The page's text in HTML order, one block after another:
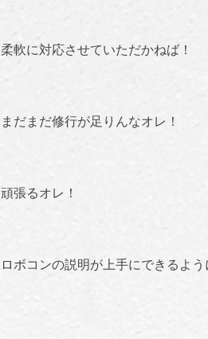
柔軟に対応させていただかねば！
まだまだ修行が足りんなオレ！
頑張るオレ！
ロボコンの説明が上手にできるよう